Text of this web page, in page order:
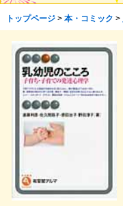
トップページ> 本・コミック >